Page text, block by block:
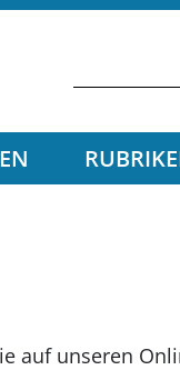
auf unseren